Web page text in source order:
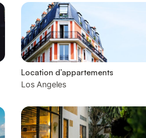
Location d’appartements
Los Angeles